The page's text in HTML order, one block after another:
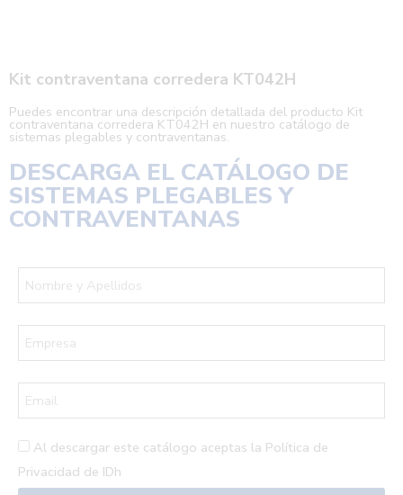
Kit contraventana corredera KT042H
Puedes encontrar una descripción detallada del producto Kit
contraventana corredera KT042H en nuestro catálogo de
sistemas plegables y contraventanas.
DESCARGA EL CATÁLOGO DE
SISTEMAS PLEGABLES Y
CONTRAVENTANAS
Al descargar este catálogo aceptas la Política de
Privacidad de IDh